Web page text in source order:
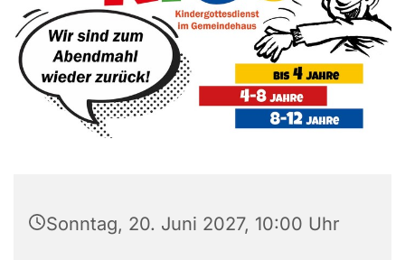
Sonntag, 20. Juni 2027, 10:00 Uhr